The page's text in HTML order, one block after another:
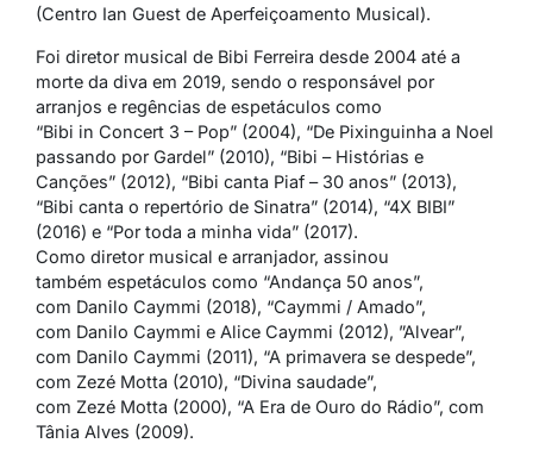
(Centro Ian Guest de Aperfeiçoamento Musical).
Foi diretor musical de Bibi Ferreira desde 2004 até a
morte da diva em 2019, sendo o responsável por
arranjos e regências de espetáculos como
“Bibi in Concert 3 – Pop” (2004), “De Pixinguinha a Noel
passando por Gardel” (2010), “Bibi – Histórias e
Canções” (2012), “Bibi canta Piaf – 30 anos” (2013),
“Bibi canta o repertório de Sinatra” (2014), “4X BIBI”
(2016) e “Por toda a minha vida” (2017).
Como diretor musical e arranjador, assinou
também espetáculos como “Andança 50 anos”,
com Danilo Caymmi (2018), “Caymmi / Amado”,
com Danilo Caymmi e Alice Caymmi (2012), ”Alvear”,
com Danilo Caymmi (2011), “A primavera se despede”,
com Zezé Motta (2010), “Divina saudade”,
com Zezé Motta (2000), “A Era de Ouro do Rádio”, com
Tânia Alves (2009).